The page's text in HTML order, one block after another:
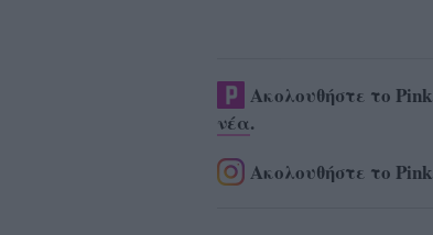
Ακολουθήστε το
νέα.
Ακολουθήστε το